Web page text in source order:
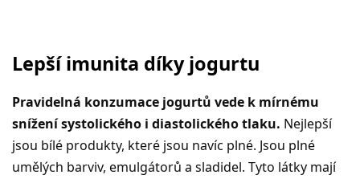
Lepší imunita díky jogurtu
Pravidelná konzumace jogurtů vede k mírnému
snížení systolického i diastolického tlaku. Nejlepší
jsou bílé produkty, které jsou navíc plné. Jsou plné
umělých barviv, emulgátorů a sladidel. Tyto látky mají